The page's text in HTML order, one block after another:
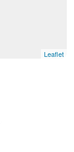
Leaflet